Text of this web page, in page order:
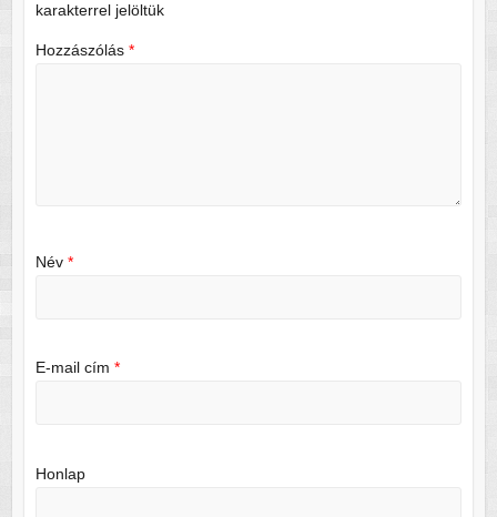
karakterrel jelöltük
Hozzászólás *
Név *
E-mail cím *
Honlap